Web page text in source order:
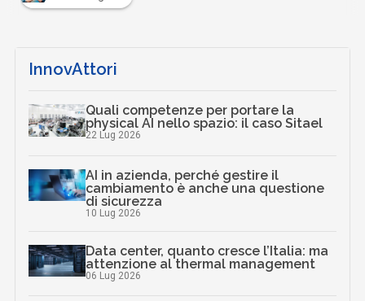
InnovAttori
Quali competenze per portare la
physical AI nello spazio: il caso Sitael
22 Lug 2026
AI in azienda, perché gestire il
cambiamento è anche una questione
di sicurezza
10 Lug 2026
Data center, quanto cresce l’Italia: ma
attenzione al thermal management
06 Lug 2026